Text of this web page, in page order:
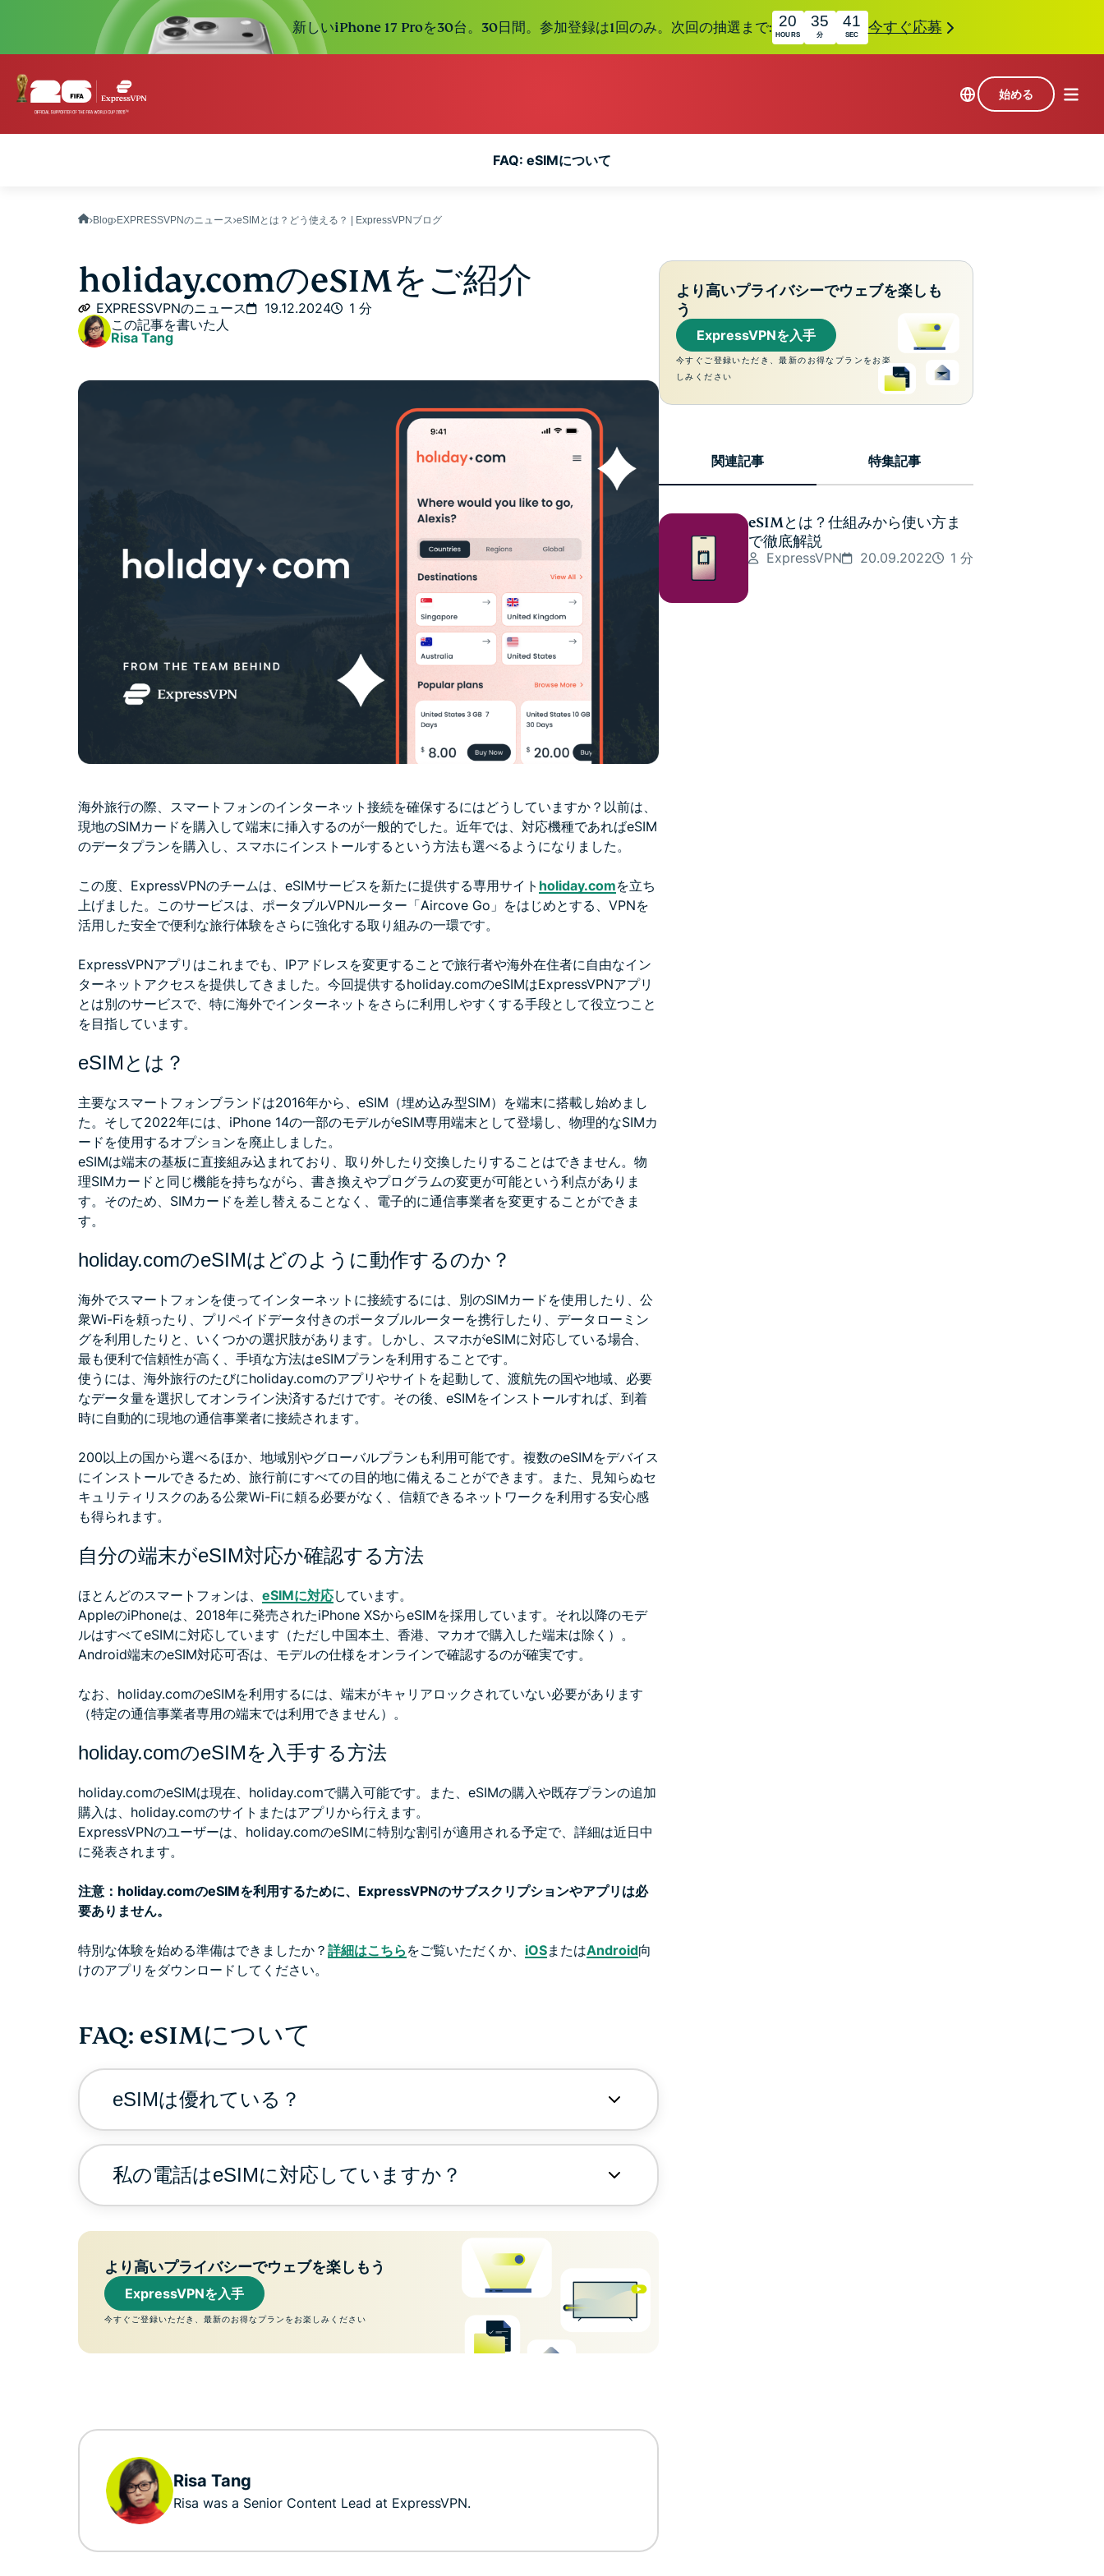
新しいiPhone 17 Proを30台。30日間。参加登録は1回のみ。次回の抽選まで: 20
HOURS
35
分
40
SEC 今すぐ応募
始める
FAQ: eSIMについて
Blog EXPRESSVPNのニュース eSIMとは？どう使える？ | ExpressVPNブログ
holiday.comのeSIMをご紹介
EXPRESSVPNのニュース 19.12.2024
1 分
この記事を書いた人
Risa Tang
海外旅行の際、スマートフォンのインターネット接続を確保するにはどうしていますか？以前は、
現地のSIMカードを購入して端末に挿入するのが一般的でした。近年では、対応機種であればeSIM
のデータプランを購入し、スマホにインストールするという方法も選べるようになりました。
この度、ExpressVPNのチームは、eSIMサービスを新たに提供する専用サイト holiday.comを立ち
上げました。このサービスは、ポータブルVPNルーター「Aircove Go」をはじめとする、VPNを
活用した安全で便利な旅行体験をさらに強化する取り組みの一環です。
ExpressVPNアプリはこれまでも、IPアドレスを変更することで旅行者や海外在住者に自由なイン
ターネットアクセスを提供してきました。今回提供するholiday.comのeSIMはExpressVPNアプリ
とは別のサービスで、特に海外でインターネットをさらに利用しやすくする手段として役立つこと
を目指しています。
eSIMとは？
主要なスマートフォンブランドは2016年から、eSIM（埋め込み型SIM）を端末に搭載し始めまし
た。そして2022年には、 iPhone 14の一部のモデルがeSIM専用端末として登場し、物理的なSIMカ
ードを使用するオプションを廃止しました。
eSIMは端末の基板に直接組み込まれており、取り外したり交換したりすることはできません。物
理SIMカードと同じ機能を持ちながら、書き換えやプログラムの変更が可能という利点がありま
す。そのため、SIMカードを差し替えることなく、電子的に通信事業者を変更することができま
す。
holiday.comのeSIMはどのように動作するのか？
海外でスマートフォンを使ってインターネットに接続するには、別のSIMカードを使用したり、公
衆Wi-Fiを頼ったり、プリペイドデータ付きのポータブルルーターを携行したり、データローミン
グを利用したりと、いくつかの選択肢があります。しかし、スマホがeSIMに対応している場合、
最も便利で信頼性が高く、手頃な方法はeSIMプランを利用することです。
使うには、海外旅行のたびにholiday.comのアプリやサイトを起動して、渡航先の国や地域、必要
なデータ量を選択してオンライン決済するだけです。その後、eSIMをインストールすれば、到着
時に自動的に現地の通信事業者に接続されます。
200以上の国から選べるほか、地域別やグローバルプランも利用可能です。複数のeSIMをデバイス
にインストールできるため、旅行前にすべての目的地に備えることができます。また、見知らぬセ
キュリティリスクのある公衆Wi-Fiに頼る必要がなく、信頼できるネットワークを利用する安心感
も得られます。
自分の端末がeSIM対応か確認する方法
ほとんどのスマートフォンは、 eSIMに対応しています。
AppleのiPhoneは、2018年に発売されたiPhone XSからeSIMを採用しています。それ以降のモデ
ルはすべてeSIMに対応しています（ただし中国本土、香港、マカオで購入した端末は除く）。
Android端末のeSIM対応可否は、モデルの仕様をオンラインで確認するのが確実です。
なお、holiday.comのeSIMを利用するには、端末がキャリアロックされていない必要があります
（特定の通信事業者専用の端末では利用できません）。
holiday.comのeSIMを入手する方法
holiday.comのeSIMは現在、holiday.comで購入可能です。また、eSIMの購入や既存プランの追加
購入は、holiday.comのサイトまたはアプリから行えます。
ExpressVPNのユーザーは、holiday.comのeSIMに特別な割引が適用される予定で、詳細は近日中
に発表されます。
注意：holiday.comのeSIMを利用するために、ExpressVPNのサブスクリプションやアプリは必
要ありません。
特別な体験を始める準備はできましたか？ 詳細はこちら をご覧いただくか、 iOSまたはAndroid向
けのアプリをダウンロードしてください。
FAQ: eSIMについて
eSIMは優れている？
私の電話はeSIMに対応していますか？
より高いプライバシーでウェブを楽しもう
ExpressVPNを入手
今すぐご登録いただき、最新のお得なプランをお楽しみください
Risa Tang
Risa was a Senior Content Lead at ExpressVPN.
より高いプライバシーでウェブを楽しも
う
ExpressVPNを入手
今すぐご登録いただき、最新のお得なプランをお楽
しみください
関連記事 特集記事
eSIMとは？仕組みから使い方ま
で徹底解説
ExpressVPN 20.09.2022 1 分